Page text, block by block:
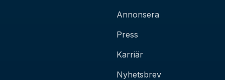
Annonsera
Press
Karriär
Nyhetsbrev